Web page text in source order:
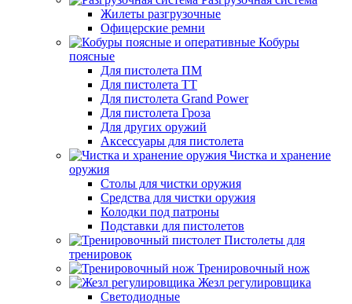
Жилеты разгрузочные
Офицерские ремни
Кобуры
поясные
Для пистолета ПМ
Для пистолета ТТ
Для пистолета Grand Power
Для пистолета Гроза
Для других оружий
Аксессуары для пистолета
Чистка и хранение
оружия
Столы для чистки оружия
Средства для чистки оружия
Колодки под патроны
Подставки для пистолетов
Пистолеты для
тренировок
Тренировочный нож
Жезл регулировщика
Светодиодные